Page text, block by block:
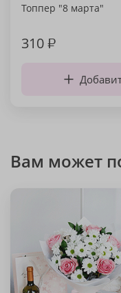
Топпер "8 марта"
310₽
Вам может